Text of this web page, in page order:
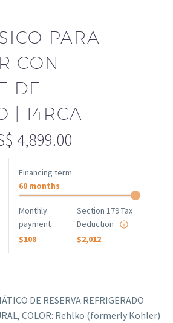
PARA
CON
DE
| 14RCA
4,899.00
Financing term
60 months
Monthly
payment
$108
Section 179 Tax
Deduction
$2,012
DE RESERVA REFRIGERADO
COLOR: Rehlko (formerly Kohler)